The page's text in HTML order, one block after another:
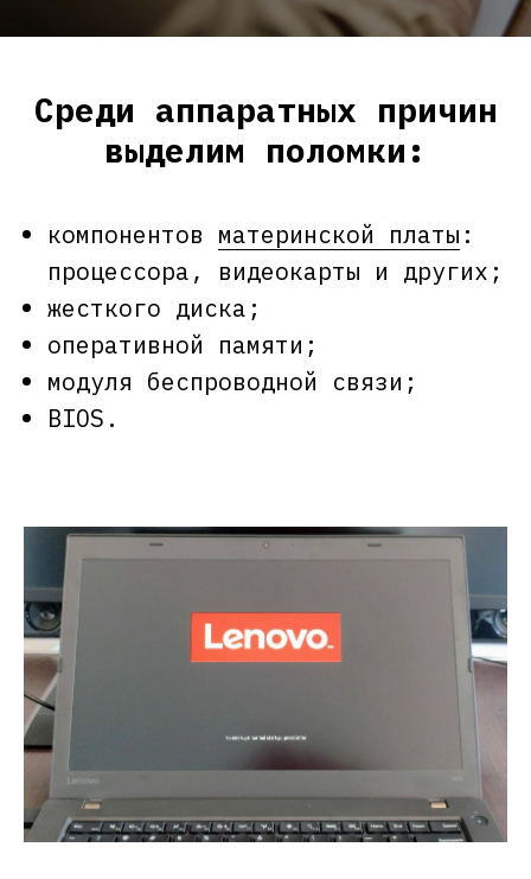
Среди аппаратных причин
выделим поломки:
компонентов материнской платы :
процессора, видеокарты и других;
жесткого диска;
оперативной памяти;
модуля беспроводной связи;
BIOS.